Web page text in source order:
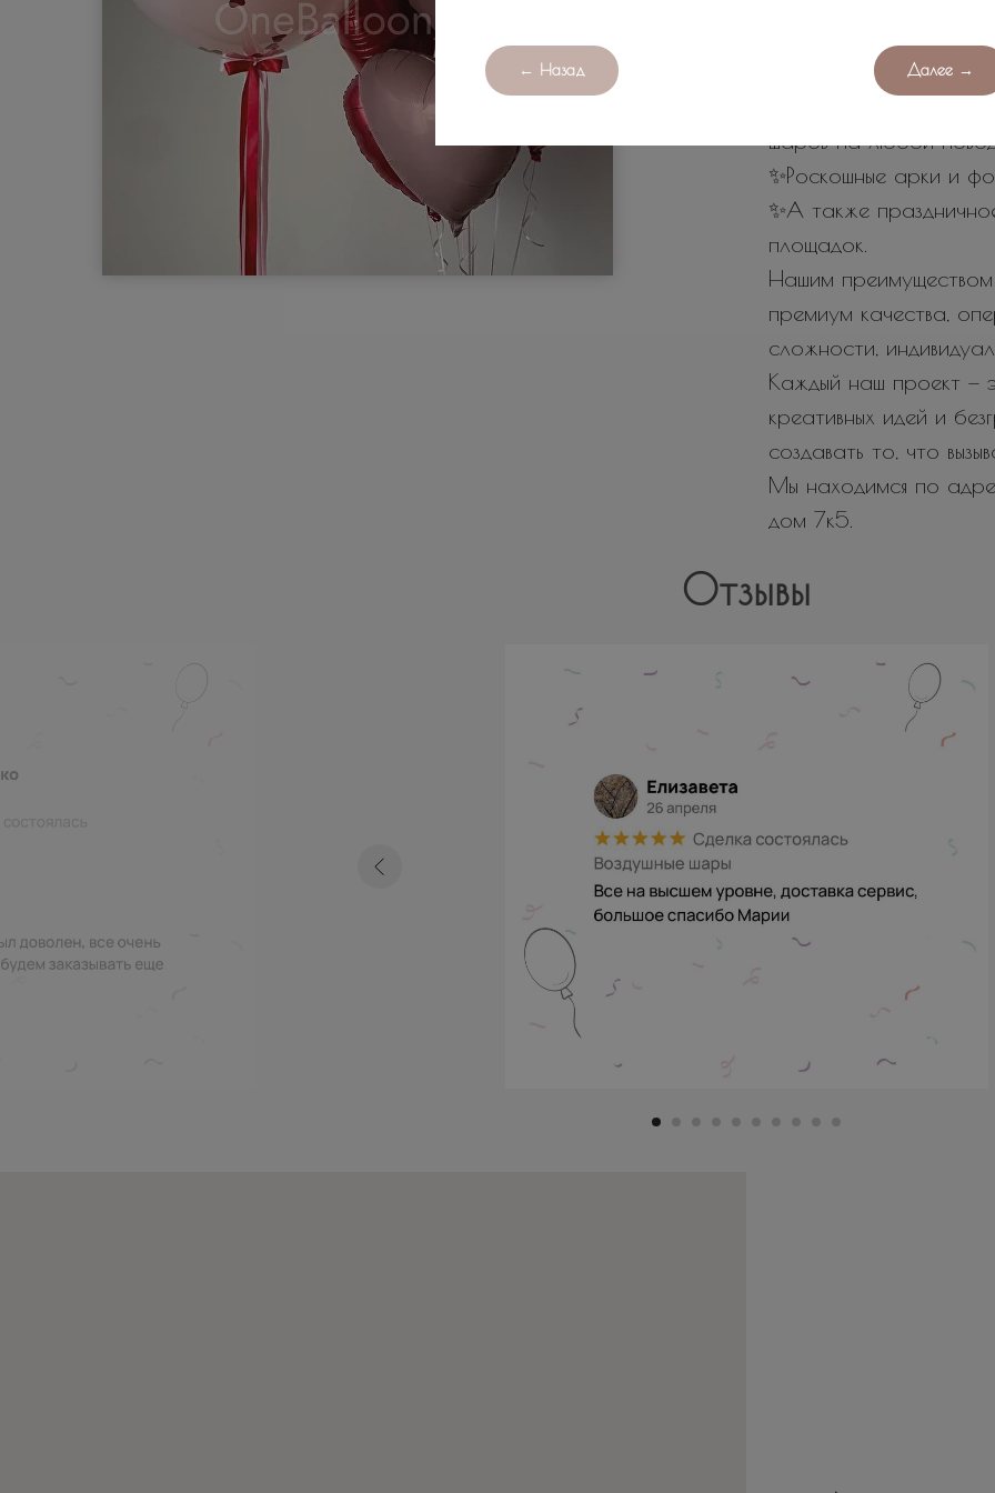
← Назад Далее →
У нас вы найдете:
шаров на любой
✨Роскошные арки и
✨А также
площадок.
Нашим преимуществом
премиум качества,
сложности,
Каждый наш проект —
креативных идей и
создавать то, что
Мы находимся по
дом 7к5.
Отзывы